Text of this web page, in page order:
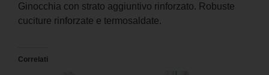
Ginocchia con strato aggiuntivo rinforzato. Robuste
cuciture rinforzate e termosaldate.
Correlati